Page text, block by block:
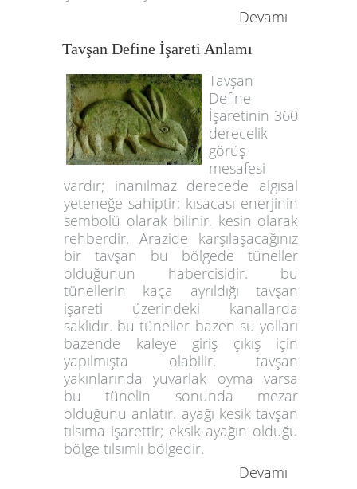
Devamı
Tavşan Define İşareti Anlamı
Tavşan
Define
İşaretinin 360
derecelik
görüş
mesafesi
vardır; inanılmaz derecede algısal
yeteneğe sahiptir; kısacası enerjinin
sembolü olarak bilinir, kesin olarak
rehberdir. Arazide karşılaşacağınız
bir tavşan bu bölgede tüneller
olduğunun habercisidir. bu
tünellerin kaça ayrıldığı tavşan
işareti üzerindeki kanallarda
saklıdır. bu tüneller bazen su yolları
bazende kaleye giriş çıkış için
yapılmışta olabilir. tavşan
yakınlarında yuvarlak oyma varsa
bu tünelin sonunda mezar
olduğunu anlatır. ayağı kesik tavşan
tılsıma işarettir; eksik ayağın olduğu
bölge tılsımlı bölgedir.
Devamı